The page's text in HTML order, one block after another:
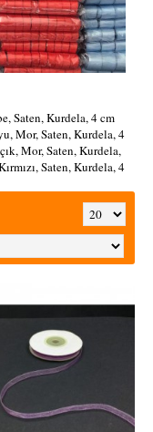
Saten, Kurdela, 4 cm
Mor, Saten, Kurdela, 4
Mor, Saten, Kurdela,
Saten, Kurdela, 4